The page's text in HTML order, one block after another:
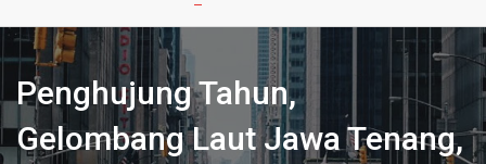
Penghujung Tahun,
Gelombang Laut Jawa Tenang,